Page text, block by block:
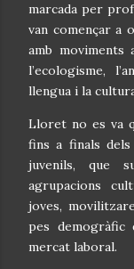
marcada per
van començar a
amb moviments
l’ecologisme,
llengua i la
Lloret no es va
fins a finals
juvenils, que
agrupacions
joves,
pes
mercat laboral.